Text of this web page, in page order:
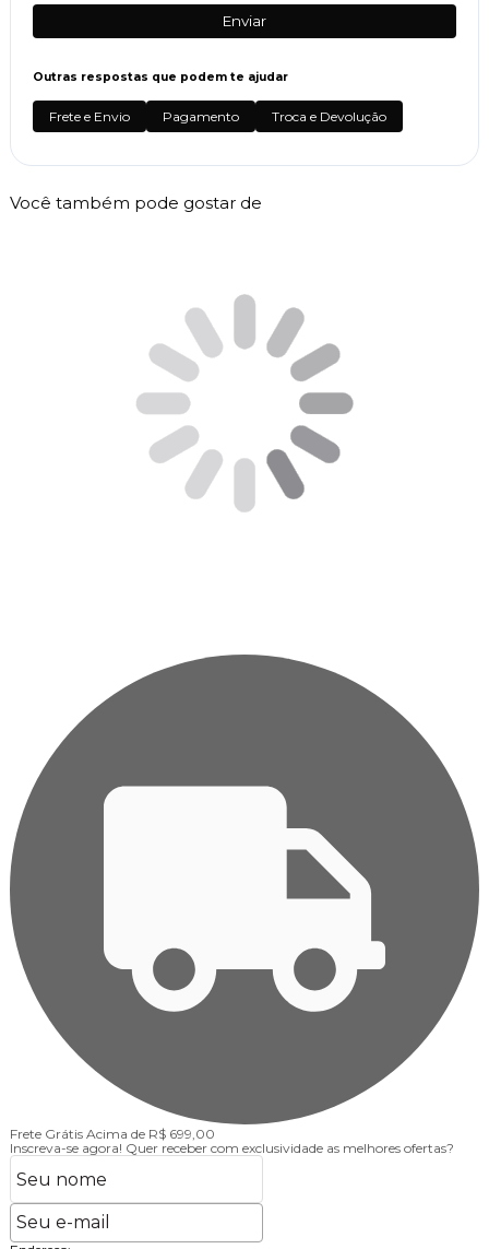
Enviar
Outras respostas que podem te ajudar
Frete e Envio Pagamento Troca e Devolução
Você também pode gostar de
Frete Grátis Acima de R$ 699,00
Inscreva-se agora! Quer receber com exclusividade as melhores ofertas?